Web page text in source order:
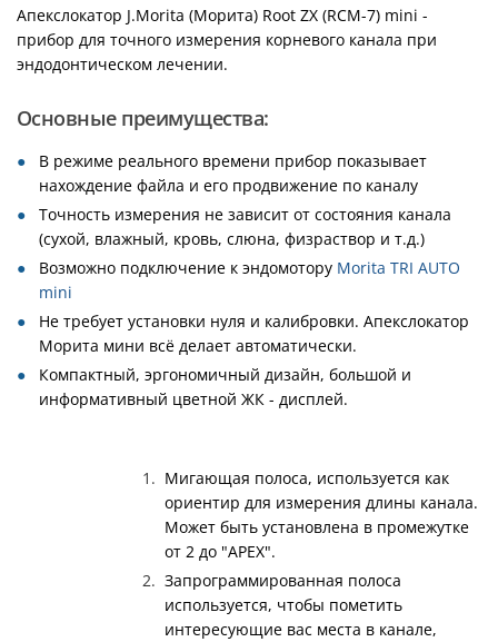
Апекслокатор J.Morita (Морита) Root ZX (RCM-7) mini -
прибор для точного измерения корневого канала при
эндодонтическом лечении.
Основные преимущества:
В режиме реального времени прибор показывает
нахождение файла и его продвижение по каналу
Точность измерения не зависит от состояния канала
(сухой, влажный, кровь, слюна, физраствор и т.д.)
Возможно подключение к эндомотору Morita TRI AUTO
mini
Не требует установки нуля и калибровки. Апекслокатор
Морита мини всё делает автоматически.
Компактный, эргономичный дизайн, большой и
информативный цветной ЖК - дисплей.
Мигающая полоса, используется как
ориентир для измерения длины канала.
Может быть установлена в промежутке
от 2 до "APEX".
Запрограммированная полоса
используется, чтобы пометить
интересующие вас места в канале,